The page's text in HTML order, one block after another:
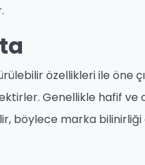
özellikleri ile öne
Genellikle hafif ve
böylece marka bilinirliği